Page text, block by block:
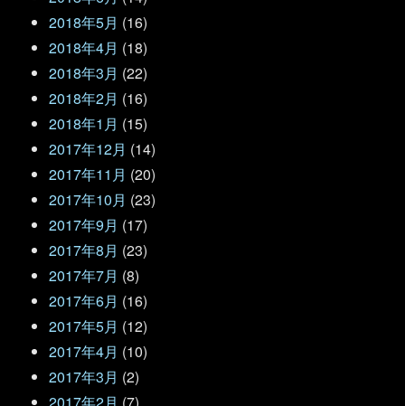
2018年5月 (16)
2018年4月 (18)
2018年3月 (22)
2018年2月 (16)
2018年1月 (15)
2017年12月 (14)
2017年11月 (20)
2017年10月 (23)
2017年9月 (17)
2017年8月 (23)
2017年7月 (8)
2017年6月 (16)
2017年5月 (12)
2017年4月 (10)
2017年3月 (2)
2017年2月 (7)